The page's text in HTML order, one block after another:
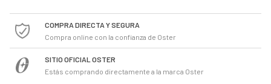
COMPRA DIRECTA Y SEGURA
Compra online con la confianza de Oster
SITIO OFICIAL OSTER
Estás comprando directamente a la marca Oster